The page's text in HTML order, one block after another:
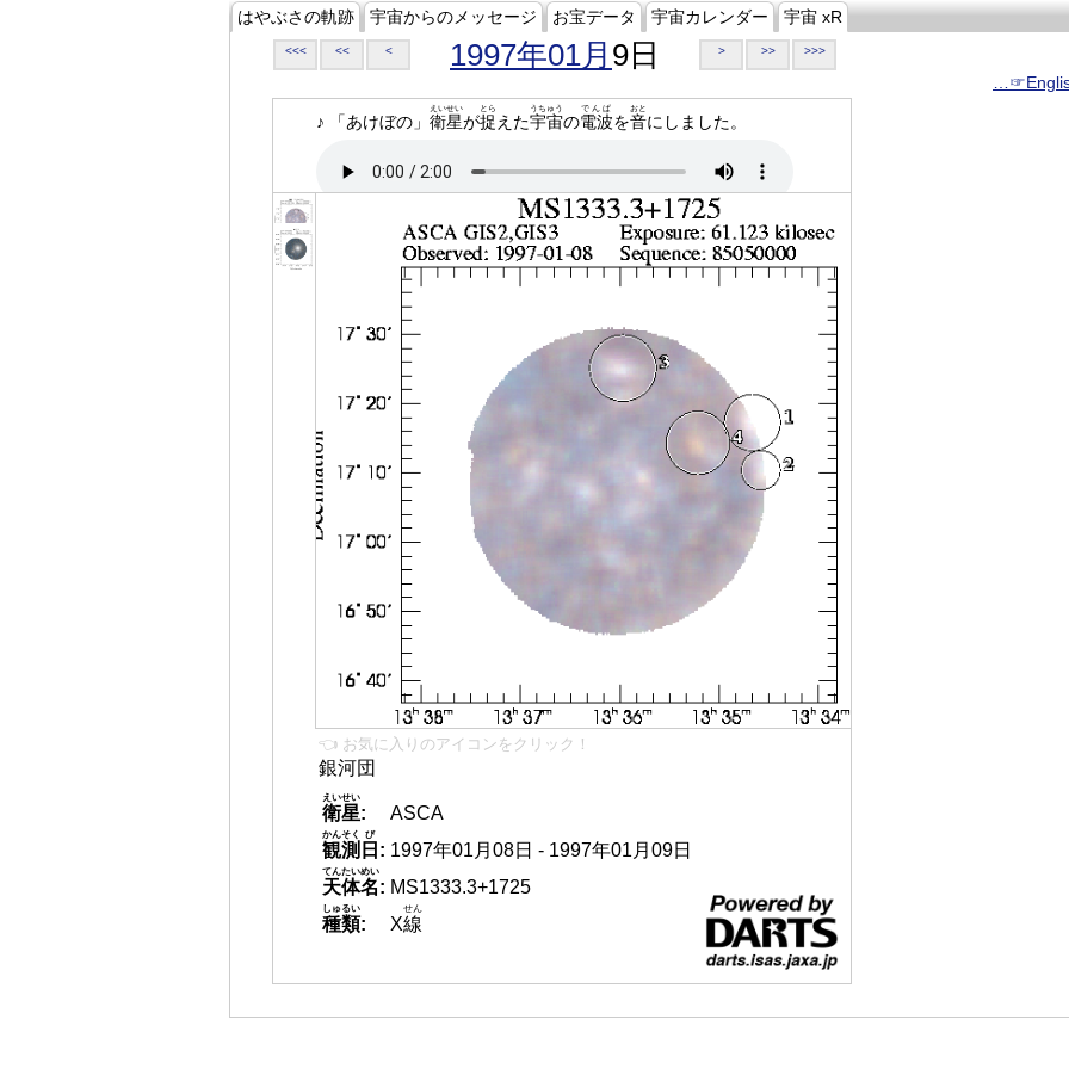
はやぶさの軌跡 宇宙からのメッセージ お宝データ 宇宙カレンダー 宇宙 xR
<<< << < 1997年01月 9日 > >> >>>
♪ 「あけぼの」 衛星
えいせい
が捉
とら
えた宇宙
うちゅう
の電波
でんぱ
を音
おと
にしました。
👈 お気に入りのアイコンをクリック！
銀河団
衛星
えいせい
:
ASCA
観測
かんそく
日
び
: 1997年01月08日 - 1997年01月09日
天体名
てんたいめい
: MS1333.3+1725
種類
しゅるい
: X線
せん